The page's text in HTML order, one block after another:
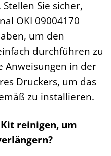
Sie sicher,
OKI 09004170
um den
durchführen zu
Anweisungen in der
Druckers, um das
zu installieren.
reinigen, um